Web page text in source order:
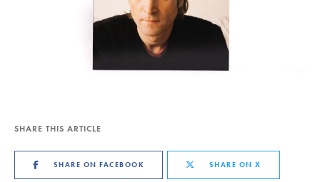
SHARE THIS ARTICLE
SHARE ON FACEBOOK SHARE ON X